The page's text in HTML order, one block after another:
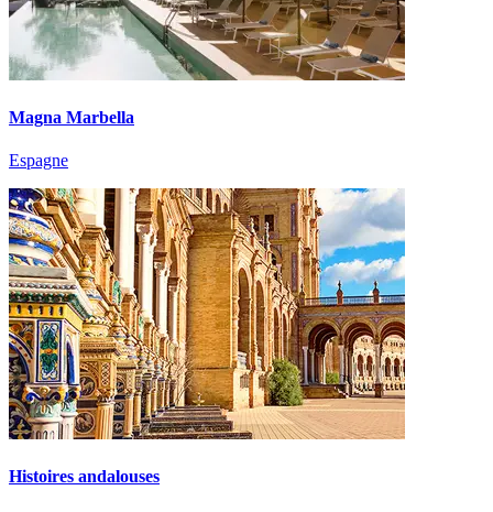
Magna Marbella
Espagne
Histoires andalouses